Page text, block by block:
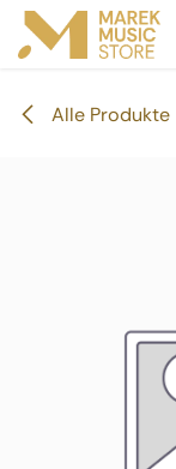
Zum Inhalt springen
Alle Produkte